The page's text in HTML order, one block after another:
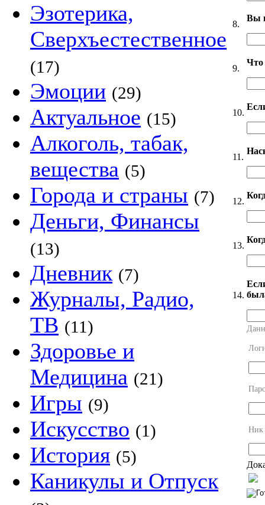
Эзотерика,
Сверхъестественное
(17)
Эмоции (29)
Актуальное (15)
Алкоголь, табак,
вещества (5)
Города и страны (7)
Деньги, Финансы
(13)
Дневник (7)
Журналы, Радио,
ТВ (11)
Здоровье и
Медицина (21)
Игры (9)
Искусство (1)
История (5)
Каникулы и Отпуск
8.
Вы
9.
Что
10.
11.
12.
13.
14.
Ник